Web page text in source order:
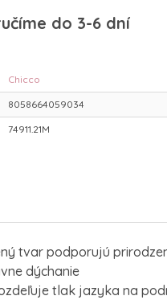
do 3-6 dní
Chicco
8058664059034
74911.21M
tvar podporujú
dýchanie
tlak jazyka na